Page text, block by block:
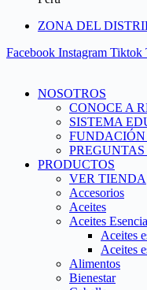
ZONA DEL
Facebook Instagram Tiktok
NOSOTROS
CONOCE A
SISTEMA
PRODUCTOS
VER TIENDA
Accesorios
Aceites
Aceites
Aceites
Aceites
Alimentos
Bienestar